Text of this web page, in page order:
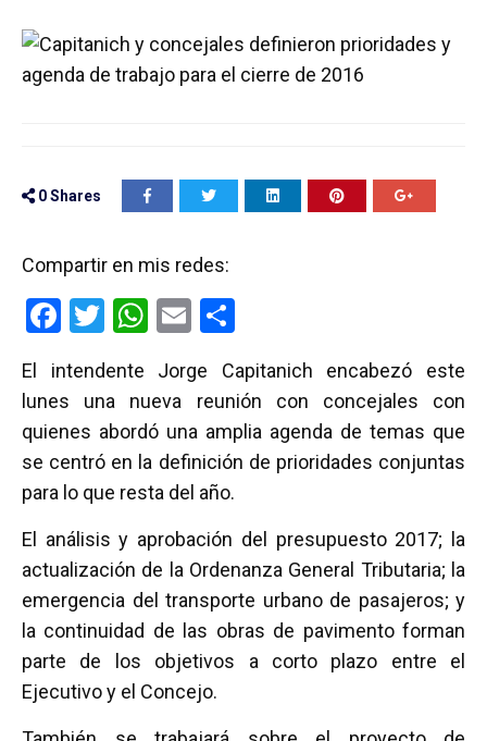
0Shares
Compartir en mis redes:
F
ce
b
o
o
k
T
tt
er
W
at
s
A
p
p
E
ail m
p
ar
El intendente Jorge Capitanich encabezó este
lunes una nueva reunión con concejales con
quienes abordó una amplia agenda de temas que
se centró en la definición de prioridades conjuntas
para lo que resta del año.
El análisis y aprobación del presupuesto 2017; la
actualización de la Ordenanza General Tributaria; la
emergencia del transporte urbano de pasajeros; y
la continuidad de las obras de pavimento forman
parte de los objetivos a corto plazo entre el
Ejecutivo y el Concejo.